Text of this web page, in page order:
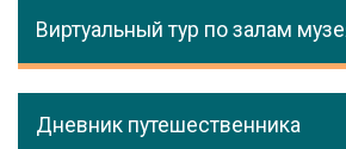
Виртуальный тур по залам
Дневник путешественника